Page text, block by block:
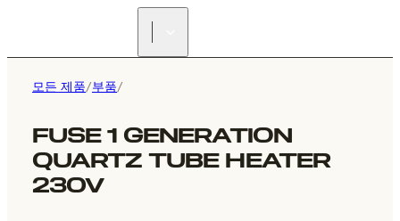
모든 제품/부품/
FUSE 1 GENERATION
QUARTZ TUBE HEATER
230V